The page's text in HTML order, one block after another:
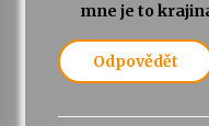
mne je to
Odpovědět